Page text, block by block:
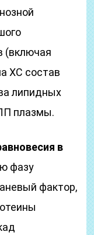
(включая
ХС состав
липидных
плазмы.
в
фазу
фактор,